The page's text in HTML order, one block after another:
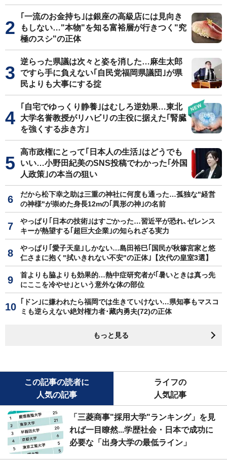
｢一流のお金持ち｣は銀座の高級店には見向き
もしない…"本物"を知る富裕層が行きつく"究
極のスシ"の正体
逆らった県議は次々と姿を消した…麻生太郎
ですら手に負えない｢自民党福岡県議団｣が県
民よりも大事にする掟
｢自宅でゆっくり静養｣はむしろ逆効果…東北
大学名誉教授がリハビリの主役に据えた｢腎臓
を強くする歩き方｣
高市政権にとって｢日本人の生活｣はどうでも
いい…小野田紀美のSNS投稿でわかった｢外国
人政策｣の本当の狙い
だから松下幸之助は三重の神社に何度も通った…孤独な"経営
の神様"が崇めた身長12mの｢異形の神｣の名前
やっぱり｢日本の技術｣はすごかった…習近平が恐れ､ゼレンス
キーが熱望する｢超巨大企業｣の知られざる実力
やっぱり｢愛子天皇｣しかない…島田裕巳｢国民が秋篠宮家と悠
仁さまに抱く"拭いきれない不安"の正体｣【次代の皇室3選】
首よりも脇よりも効果的…熱中症研究者が｢暑いときは真っ先
にここを冷やせ｣という意外な体の部位
｢ドン｣に嫌われたら福岡では生きていけない…県知事もマスコ
ミも逆らえない絶対権力者･藏内勇夫(72)の正体
もっと見る
この記事の読者に
人気の記事
ライフの
人気記事
「三菱商事"採用大学"ランキング」を見
れば一目瞭然...学歴社会・日本で成功に
必要な「出身大学の最低ライン」